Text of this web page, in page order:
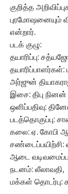
குறித்த
புரமோஷனையும்
என்றார்.
படக் குழு:
தயாரிப்பு:
தயாரிப்பாளர்கள்:
அர்ஜுன்
இசை: திபு
ஒளிப்பதிவு:
படத்தொகுப்பு:
கலை: ஏ. கோபி
சண்டைப்பயிற்சி:
ஆடை
நடனம்: லீலாவதி,
மக்கள் தொடர்பு: